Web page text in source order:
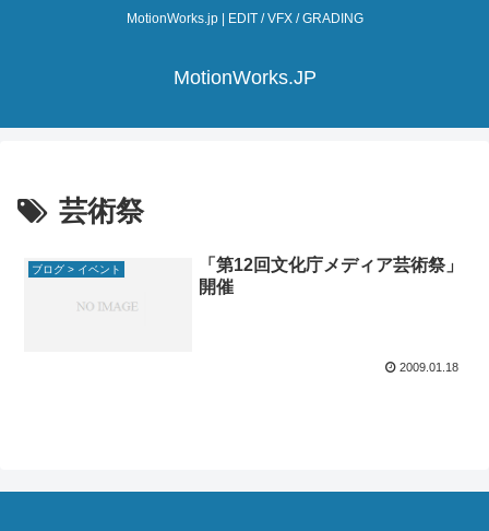
MotionWorks.jp | EDIT / VFX / GRADING
MotionWorks.JP
芸術祭
ブログ > イベント
「第12回文化庁メディア芸術祭」
開催
2009.01.18